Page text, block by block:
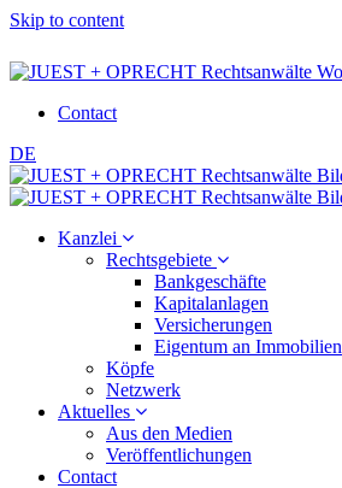
Skip to content
Contact
DE
Kanzlei
Rechtsgebiete
Bankgeschäfte
Kapitalanlagen
Versicherungen
Eigentum an Immobilien
Köpfe
Netzwerk
Aktuelles
Aus den Medien
Veröffentlichungen
Contact